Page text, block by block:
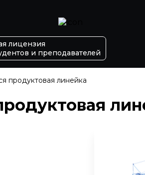
лицензия
и преподавателей
продуктовая линейка